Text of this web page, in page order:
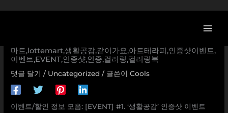
로
[이벤트] [EVENT] #1. ‘생활공감’ 인증샷 이벤트 ⠀ 롯데마트
‘도와드리겠습니다’에서 ‘생활공감’을 찾아 인스타그램에 인증
마트,lottemart,생활공감,같이가요,아트테라피,인증샷이벤트,
이벤트,EVENT,인증샷,인증,컬러링,컬러링북
댓글 달기 / Uncategorized / 글쓴이Cools
이벤트/할인 정보 모음: [EVENT] #1. ‘생활공감’ 인증샷 이벤트